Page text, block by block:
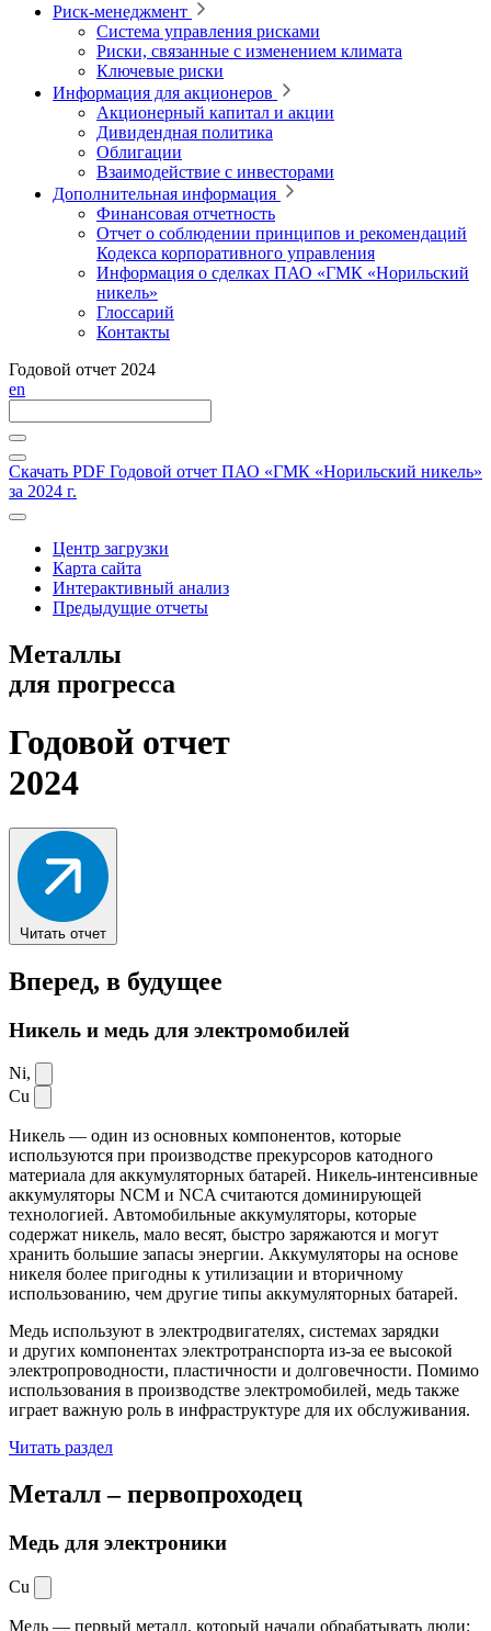
Риск-менеджмент
Система управления рисками
Риски, связанные с изменением климата
Ключевые риски
Информация для акционеров
Акционерный капитал и акции
Дивидендная политика
Облигации
Взаимодействие с инвесторами
Дополнительная информация
Финансовая отчетность
Отчет о соблюдении принципов и рекомендаций
Кодекса корпоративного управления
Информация о сделках ПАО «ГМК «Норильский
никель»
Глоссарий
Контакты
Годовой отчет 2024
en
Скачать PDF Годовой отчет ПАО «ГМК «Норильский никель»
за 2024 г.
Центр загрузки
Карта сайта
Интерактивный анализ
Предыдущие отчеты
Металлы
для прогресса
Годовой отчет
2024
Читать отчет
Вперед, в будущее
Никель и медь для электромобилей
Ni,
Cu
Никель — один из основных компонентов, которые
используются при производстве прекурсоров катодного
материала для аккумуляторных батарей. Никель-интенсивные
аккумуляторы NCM и NCA считаются доминирующей
технологией. Автомобильные аккумуляторы, которые
содержат никель, мало весят, быстро заряжаются и могут
хранить большие запасы энергии. Аккумуляторы на основе
никеля более пригодны к утилизации и вторичному
использованию, чем другие типы аккумуляторных батарей.
Медь используют в электродвигателях, системах зарядки
и других компонентах электротранспорта из-за ее высокой
электропроводности, пластичности и долговечности. Помимо
использования в производстве электромобилей, медь также
играет важную роль в инфраструктуре для их обслуживания.
Читать раздел
Металл –первопроходец
Медь для электроники
Cu
Медь — первый металл, который начали обрабатывать люди: